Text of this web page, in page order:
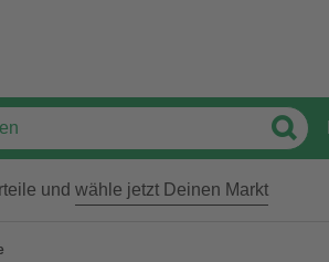
und wähle jetzt Deinen Markt